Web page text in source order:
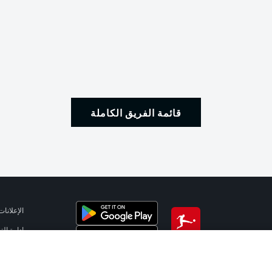
قائمة الفريق الكاملة
إدارة